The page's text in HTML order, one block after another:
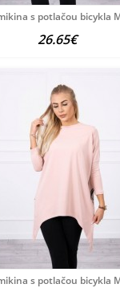
s potlačou bicykla
26.65€
s potlačou bicykla